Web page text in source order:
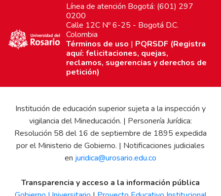
Línea de atención Bogotá: (601) 297
0200
Calle 12C Nº 6-25 - Bogotá D.C.
Colombia
Términos de uso | PQRSDF (Registra
aquí: felicitaciones, quejas,
reclamos, sugerencias y derechos de
petición)
Institución de educación superior sujeta a la inspección y
vigilancia del Mineducación. | Personería Jurídica:
Resolución 58 del 16 de septiembre de 1895 expedida
por el Ministerio de Gobierno. | Notificaciones judiciales
en juridica@urosario.edu.co
Transparencia y acceso a la información pública